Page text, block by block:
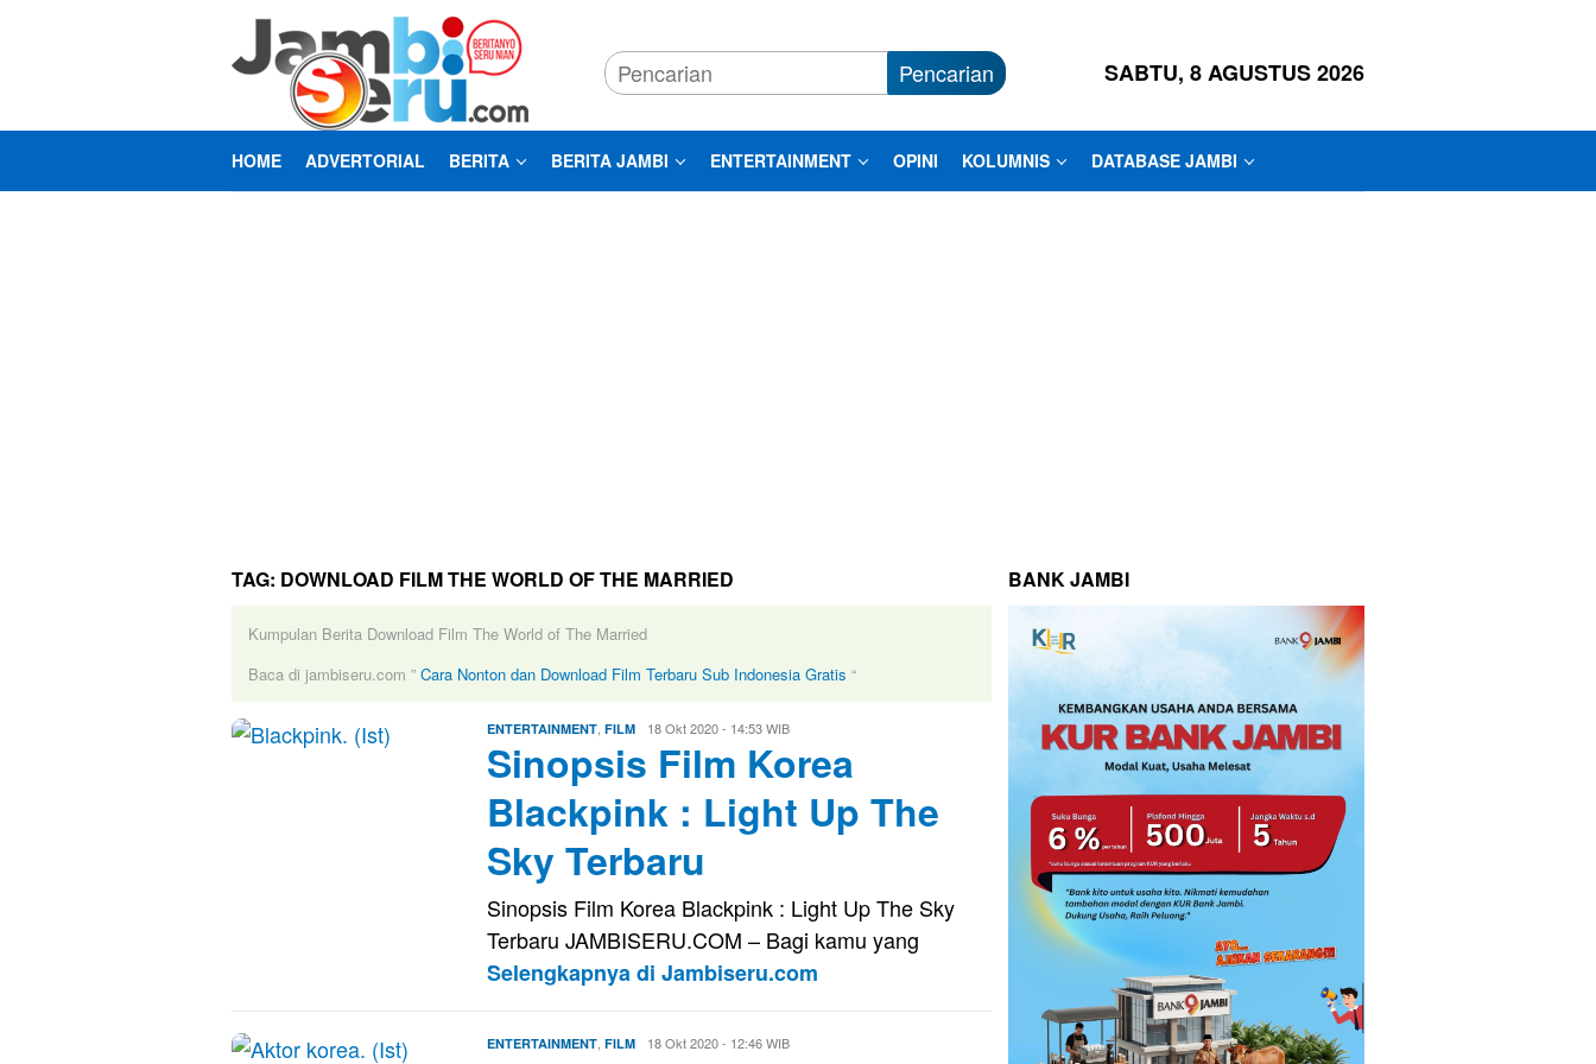
Pencarian SABTU, 8 AGUSTUS 2026
HOME ADVERTORIAL BERITA BERITA JAMBI ENTERTAINMENT OPINI KOLUMNIS DATABASE JAMBI
TAG: DOWNLOAD FILM THE WORLD OF THE MARRIED
Kumpulan Berita Download Film The World of The Married
Baca di jambiseru.com ” Cara Nonton dan Download Film Terbaru Sub Indonesia Gratis “
ENTERTAINMENT FILM Evo
Kusnady
18 Okt 2020 - 14:53 WIB
Sinopsis Film Korea
Blackpink : Light Up The
Sky Terbaru
Sinopsis Film Korea Blackpink : Light Up The Sky
Terbaru JAMBISERU.COM – Bagi kamu yang
Selengkapnya di Jambiseru.com
ENTERTAINMENT FILM Evo
18 Okt 2020 - 12:46 WIB
BANK JAMBI